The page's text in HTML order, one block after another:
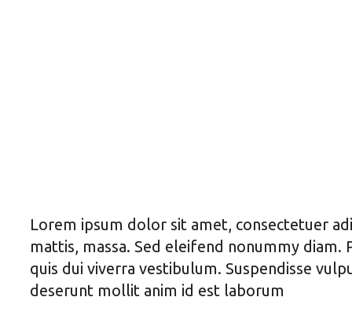
Lorem ipsum dolor sit amet, consectetuer
mattis, massa. Sed eleifend nonummy
quis dui viverra vestibulum. Suspendisse
deserunt mollit anim id est laborum